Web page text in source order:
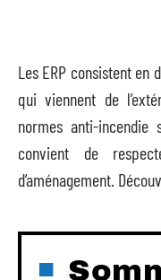
Les ERP consistent en
qui viennent de
normes anti-
convient de
d’aménagement.